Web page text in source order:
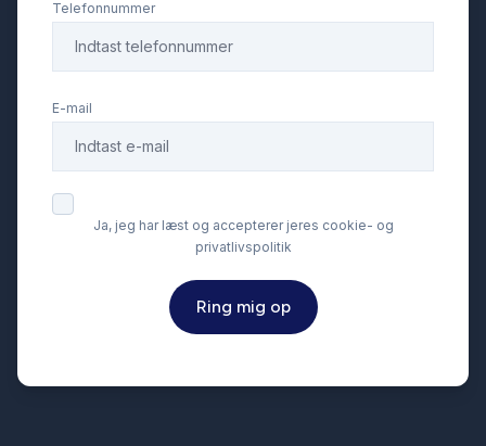
Læderrat
Navigation
Nøglefri betjening
Parkeringssensor bagved
Telefonnummer
E-mail
Ja, jeg har læst og accepterer jeres cookie- og
privatlivspolitik
Ring mig op